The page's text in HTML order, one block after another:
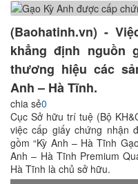
(Baohatinh.vn) -
khẳng định nguồn
thương hiệu các
Anh – Hà Tĩnh.
chia sẻ0
Cục Sở hữu trí tuệ (Bộ
việc cấp giấy chứng nhận
gồm “Kỳ Anh – Hà Tĩnh
Anh – Hà Tĩnh Premium
Hà Tĩnh là chủ sở hữu.